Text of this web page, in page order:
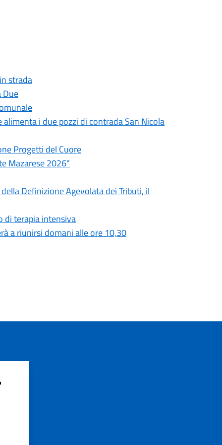
strada
Due
i due pozzi di contrada San Nicola
Progetti del Cuore
Mazarese 2026"
Definizione Agevolata dei Tributi, il
di terapia intensiva
a riunirsi domani alle ore 10,30